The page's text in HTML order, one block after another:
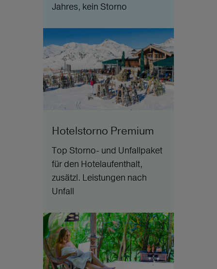
Jahres, kein Storno
Hotelstorno Premium
Top Storno- und Unfallpaket
für den Hotelaufenthalt,
zusätzl. Leistungen nach
Unfall